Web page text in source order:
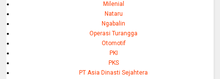
Milenial
Nataru
Ngabalin
Operasi Turangga
Otomotif
PKI
PKS
PT Asia Dinasti Sejahtera